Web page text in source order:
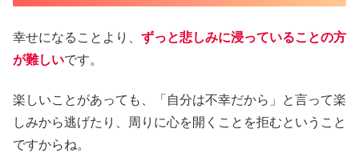
幸せになることより、 ずっと悲しみに浸っていることの方
が難しいです。
楽しいことがあっても、「自分は不幸だから」と言って楽
しみから逃げたり、周りに心を開くことを拒むということ
ですからね。